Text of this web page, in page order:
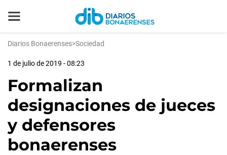
Diarios Bonaerenses>Sociedad
1 de julio de 2019 - 08:23
Formalizan
designaciones de jueces
y defensores
bonaerenses